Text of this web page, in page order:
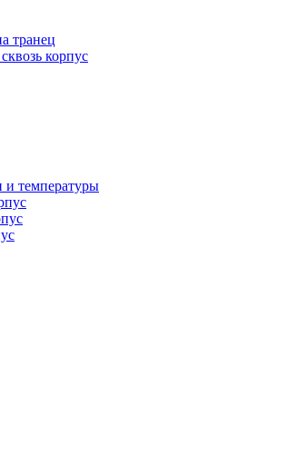
транец
корпус
и температуры